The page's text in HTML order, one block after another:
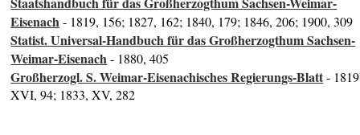
Eisenach- 1819, 156; 1827, 162; 1840, 179; 1846, 206; 1900, 309
Statist. Universal-Handbuch für das Großherzogthum Sachsen-
Weimar-Eisenach- 1880, 405
Großherzogl. S. Weimar-Eisenachisches Regierungs-Blatt-
XVI, 94; 1833, XV, 282